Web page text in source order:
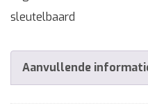
sleutelbaard
Aanvullende